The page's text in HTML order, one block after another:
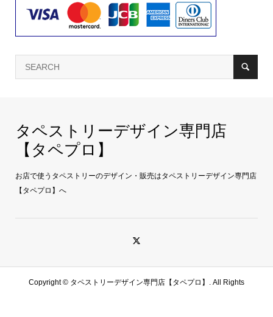
タペストリーデザイン専門店
【タペプロ】
お店で使うタペストリーのデザイン・販売はタペストリーデザイン専門店
【タペプロ】へ
Copyright © タペストリーデザイン専門店【タペプロ】. All Rights